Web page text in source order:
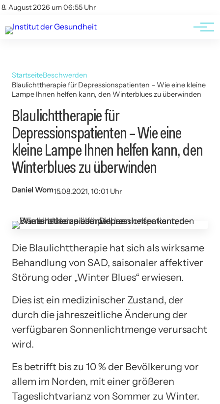
8. August 2026 um 06:55 Uhr
Kontakt
Kontakt
AGBs
StartseiteBeschwerden
Blaulichttherapie für Depressionspatienten – Wie eine kleine
Lampe Ihnen helfen kann, den Winterblues zu überwinden
Blaulichttherapie für
Depressionspatienten – Wie eine
kleine Lampe Ihnen helfen kann, den
Winterblues zu überwinden
Daniel Wom15.08.2021, 10:01 Uhr
Die Blaulichttherapie hat sich als wirksame
Behandlung von SAD, saisonaler affektiver
Störung oder „Winter Blues“ erwiesen.
Dies ist ein medizinischer Zustand, der
durch die jahreszeitliche Änderung der
verfügbaren Sonnenlichtmenge verursacht
wird.
Es betrifft bis zu 10 % der Bevölkerung vor
allem im Norden, mit einer größeren
Tageslichtvarianz von Sommer zu Winter.